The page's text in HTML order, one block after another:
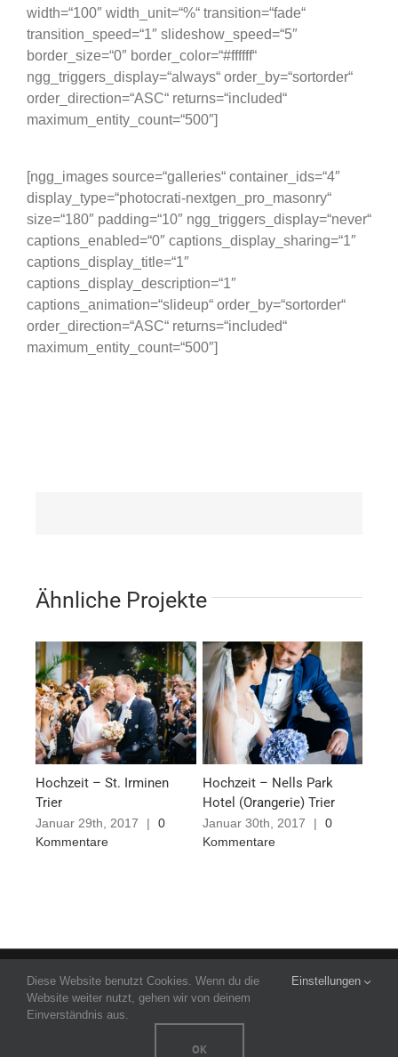
width=“100″ width_unit=“%“ transition=“fade“
transition_speed=“1″ slideshow_speed=“5″
border_size=“0″ border_color=“#ffffff“
ngg_triggers_display=“always“ order_by=“sortorder“
order_direction=“ASC“ returns=“included“
maximum_entity_count=“500″]
[ngg_images source=“galleries“ container_ids=“4″
display_type=“photocrati-nextgen_pro_masonry“
size=“180″ padding=“10″ ngg_triggers_display=“never“
captions_enabled=“0″ captions_display_sharing=“1″
captions_display_title=“1″
captions_display_description=“1″
captions_animation=“slideup“ order_by=“sortorder“
order_direction=“ASC“ returns=“included“
maximum_entity_count=“500″]
Ähnliche Projekte
Hochzeit – St. Irminen
Trier
Januar 29th, 2017 |
0
Kommentare
Hochzeit – Nells Park
Hotel (Orangerie) Trier
Januar 30th, 2017 |
0
Kommentare
© Copyright
2026 | Thömmes Photography | All rights reserved by
Alexander Thömmes |
Impressum |
Facebook
Diese Website benutzt Cookies. Wenn du die
Website weiter nutzt, gehen wir von deinem
Einverständnis aus.
Einstellungen
OK